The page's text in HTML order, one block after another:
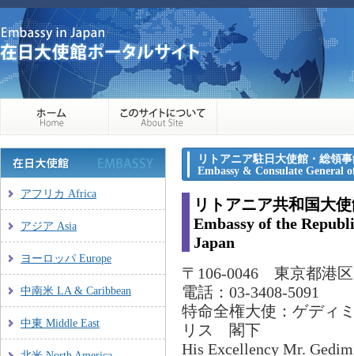
アフリカ Africa
アジア Asia
ヨーロッパ Europe
中南米 LA & Caribbean
中東 Middle East
リトアニア駐日大使館・総領
Embassy & Consulate General
リトアニア共和国大
Embassy of the
Japan
〒106-0046 東京都港
電話：03-3408-5091
特命全権大使：ゲディ
リス 閣下
His Excellency Mr.